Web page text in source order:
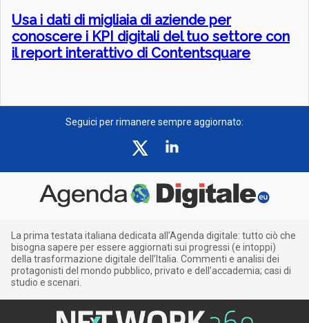
Usa i dati di migliaia di aziende per
conoscere i KPI digitali del tuo settore con
il report interattivo di Contentsquare
Seguici per rimanere sempre aggiornato:
La prima testata italiana dedicata all’Agenda digitale: tutto ciò che
bisogna sapere per essere aggiornati sui progressi (e intoppi)
della trasformazione digitale dell’Italia. Commenti e analisi dei
protagonisti del mondo pubblico, privato e dell’accademia; casi di
studio e scenari.